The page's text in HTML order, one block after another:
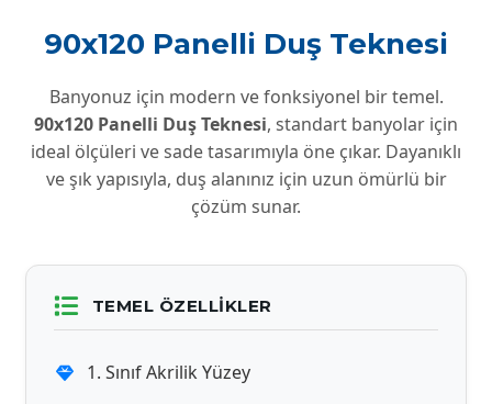
90x120 Panelli Duş Teknesi
Banyonuz için modern ve fonksiyonel bir temel.
90x120 Panelli Duş Teknesi, standart banyolar için
ideal ölçüleri ve sade tasarımıyla öne çıkar. Dayanıklı
ve şık yapısıyla, duş alanınız için uzun ömürlü bir
çözüm sunar.
TEMEL ÖZELLIKLER
1. Sınıf Akrilik Yüzey